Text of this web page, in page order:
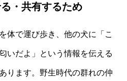
・共有するため
体で運び歩き、他の犬に「こ
いだよ」という情報を伝える
ります。野生時代の群れの仲